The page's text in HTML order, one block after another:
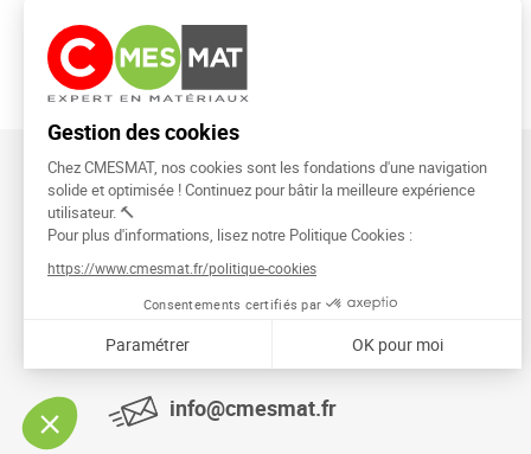
CMESMAT
91026 EVRY COURCOURONNES
info@cmesmat.fr